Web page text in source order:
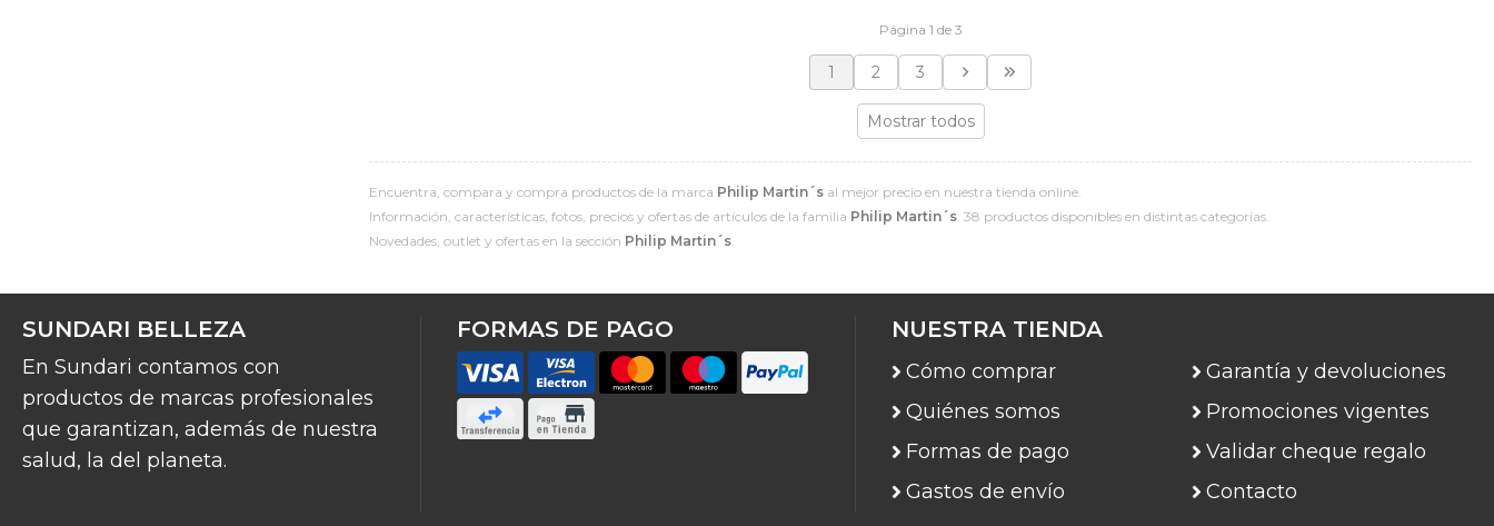
Encuentra, compara y compra productos de la marca Philip Martin´s al mejor precio en nuestra tienda online.
Información, características, fotos, precios y ofertas de artículos de la familia Philip Martin´s. 38 productos disponibles en distintas categorías.
Novedades, outlet y ofertas en la sección Philip Martin´s.
Página 1 de 3
1 2 3
Mostrar todos
SUNDARI BELLEZA
En Sundari contamos con
productos de marcas profesionales
que garantizan, además de nuestra
salud, la del planeta.
FORMAS DE PAGO NUESTRA TIENDA
Cómo comprar
Quiénes somos
Formas de pago
Gastos de envío
Garantía y devoluciones
Promociones vigentes
Validar cheque regalo
Contacto